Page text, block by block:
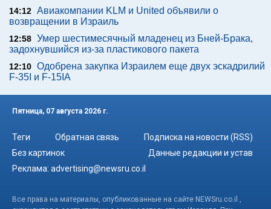
14:12 Авиакомпании KLM и United объявили о
возвращении в Израиль
12:58 Умер шестимесячный младенец из Бней-Брака,
задохнувшийся из-за пластикового пакета
12:10 Одобрена закупка Израилем еще двух эскадрилий
F-35I и F-15IA
Пятница, 07 августа 2026 г.
Теги Обратная связь
Подписка на новости (RSS)
Без картинок
Данные редакции и устав
Реклама: advertising@newsru.co.il
Все права на материалы, опубликованные на сайте NEWSru.co.il ,